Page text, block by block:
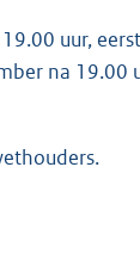
uur,
na